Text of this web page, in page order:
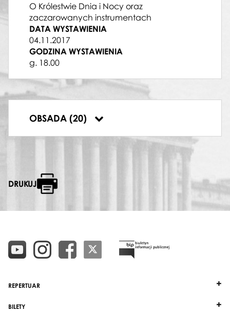
O Królestwie Dnia i Nocy oraz
zaczarowanych instrumentach
DATA WYSTAWIENIA
04.11.2017
GODZINA WYSTAWIENIA
g. 18.00
OBSADA (20)
Jasin Rammal-Rykała
MAŁA PAMINA
Zuzanna Belina-Brzozowska
NARRATOR
Andrzej Ferenc
FLET
Elżbieta Drozdowska
Dominika Peszko,Adam Rogala
Rafał Kłoczko
DRUKUJ
REPERTUAR
BILETY